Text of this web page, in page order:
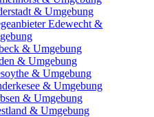
& Umgebung
Edewecht &
& Umgebung
& Umgebung
& Umgebung
& Umgebung
& Umgebung
& Umgebung